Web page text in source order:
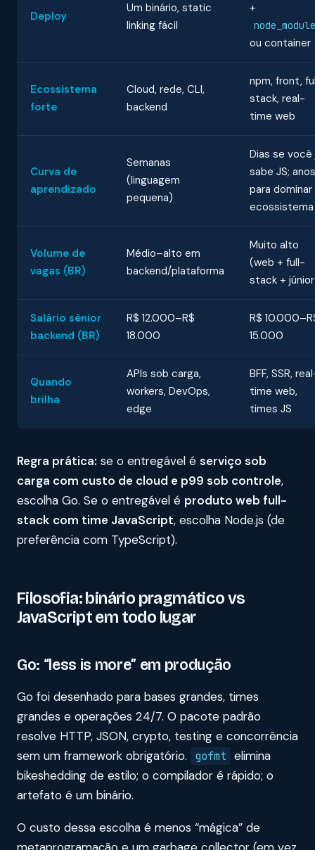
Deploy
Um binário, static
linking fácil
+
ou container
Ecossistema
forte
Cloud, rede, CLI,
backend
npm, front,
stack, real-
time web
Curva de
aprendizado
Semanas
(linguagem
pequena)
Dias se você
sabe JS; anos
para dominar
ecossistema
Volume de
vagas (BR)
Médio–alto em
backend/plataforma
Muito alto
(web + full-
stack +
Salário sênior
backend (BR)
R$ 12.000–R$
18.000
R$
15.000
Quando
brilha
APIs sob carga,
workers, DevOps,
edge
BFF, SSR,
time web,
times JS
Regra prática: se o entregável é serviço sob
carga com custo de cloud e p99 sob controle,
escolha Go. Se o entregável é produto web full-
stack com time JavaScript, escolha Node.js (de
preferência com TypeScript).
Filosofia: binário pragmático vs
JavaScript em todo lugar
Go: “less is more” em produção
Go foi desenhado para bases grandes, times
grandes e operações 24/7. O pacote padrão
resolve HTTP, JSON, crypto, testing e concorrência
sem um framework obrigatório.
gofmt elimina
bikeshedding de estilo; o compilador é rápido; o
artefato é um binário.
O custo dessa escolha é menos “mágica” de